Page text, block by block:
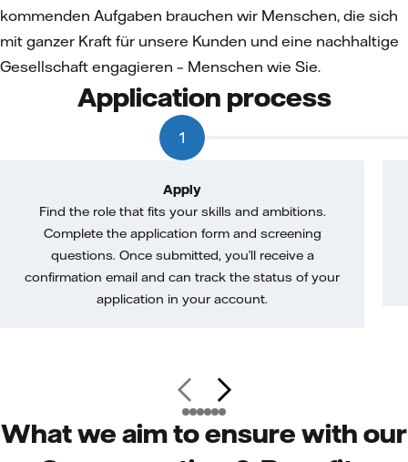
kommenden Aufgaben brauchen wir Menschen, die sich
mit ganzer Kraft für unsere Kunden und eine nachhaltige
Gesellschaft engagieren – Menschen wie Sie.
Application process
1
Apply
Find the role that fits your skills and ambitions.
Complete the application form and screening
questions. Once submitted, you’ll receive a
confirmation email and can track the status of your
application in your account.
What we aim to ensure with our